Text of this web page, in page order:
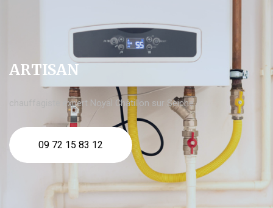
ARTISAN
chauffagiste expert Noyal Châtillon sur Seiche
09 72 15 83 12